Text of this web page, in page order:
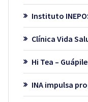
Instituto
Clínica Vida
Hi Tea –
INA impulsa